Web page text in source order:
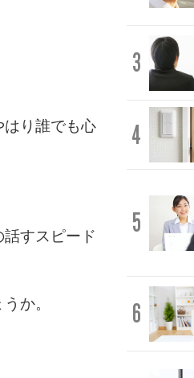
り誰でも心
すスピード
か。
3
4
5
6